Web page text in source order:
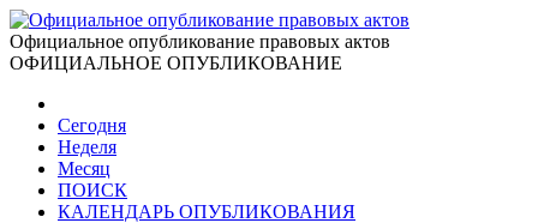
Официальное опубликование правовых актов
ОФИЦИАЛЬНОЕ ОПУБЛИКОВАНИЕ
Сегодня
Неделя
Месяц
ПОИСК
КАЛЕНДАРЬ ОПУБЛИКОВАНИЯ